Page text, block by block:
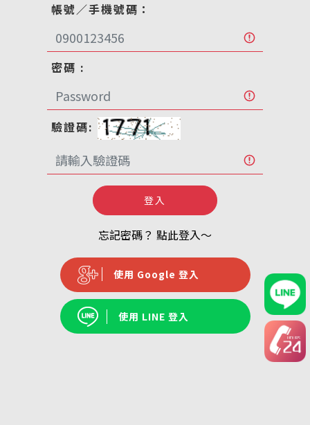
帳號／手機號碼：
密碼 :
驗證碼:
登入
忘記密碼？ 點此登入～
使用 Google 登入
使用 LINE 登入